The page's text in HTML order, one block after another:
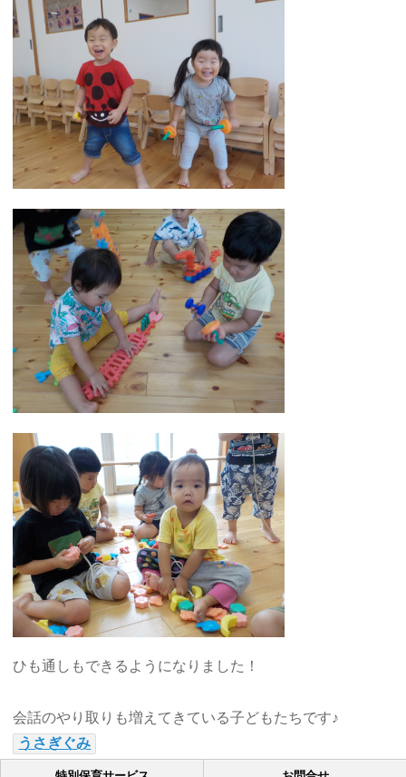
ひも通しもできるようになりました！
会話のやり取りも増えてきている子どもたちです♪
うさぎぐみ